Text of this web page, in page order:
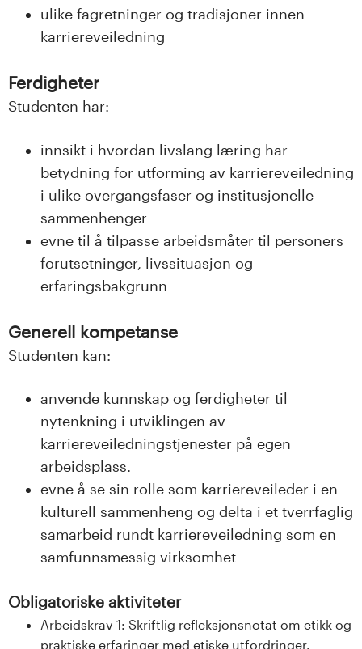
d
e
ulike fagretninger og tradisjoner innen
karriereveiledning
Ferdigheter
Studenten har:
innsikt i hvordan livslang læring har
betydning for utforming av karriereveiledning
i ulike overgangsfaser og institusjonelle
sammenhenger
evne til å tilpasse arbeidsmåter til personers
forutsetninger, livssituasjon og
erfaringsbakgrunn
Generell kompetanse
Studenten kan:
anvende kunnskap og ferdigheter til
nytenkning i utviklingen av
karriereveiledningstjenester på egen
arbeidsplass.
evne å se sin rolle som karriereveileder i en
kulturell sammenheng og delta i et tverrfaglig
samarbeid rundt karriereveiledning som en
samfunnsmessig virksomhet
Obligatoriske aktiviteter
Arbeidskrav 1: Skriftlig refleksjonsnotat om etikk og
praktiske erfaringer med etiske utfordringer.